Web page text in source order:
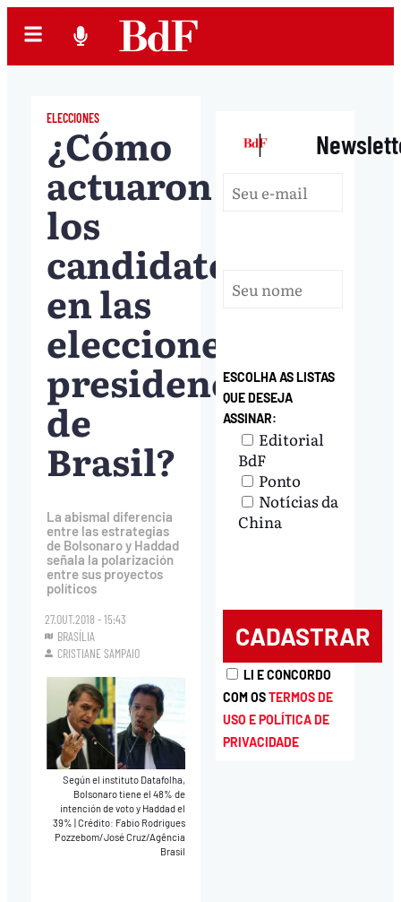
ELECCIONES
¿Cómo
actuaron
los
candidatos
en las
elecciones
presidenciales
de
Brasil?
La abismal diferencia
entre las estrategias
de Bolsonaro y Haddad
señala la polarización
entre sus proyectos
políticos
27.OUT.2018 - 15:43
BRASÍLIA
CRISTIANE SAMPAIO
Según el instituto Datafolha,
Bolsonaro tiene el 48% de
intención de voto y Haddad el
39% Crédito: Fabio Rodrigues
Pozzebom/José Cruz/Agência
Brasil
|
ESCOLHA AS LISTAS
QUE DESEJA
ASSINAR:
Editorial
BdF
Ponto
Notícias da
China
LI E CONCORDO
COM OSTERMOS DE
USO E POLÍTICA DE
PRIVACIDADE